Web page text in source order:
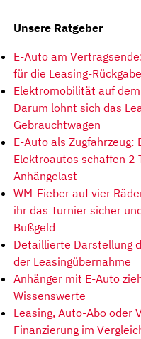
Unsere Ratgeber
E-Auto am
für die Leasing-Rückgabe
Elektromobilität auf
Darum lohnt sich das
Gebrauchtwagen
E-Auto als Zugfahrzeug:
Elektroautos schaffen 2
Anhängelast
WM-Fieber auf vier
ihr das Turnier sicher
Bußgeld
Detaillierte Darstellung
der Leasingübernahme
Anhänger mit E-Auto
Wissenswerte
Leasing, Auto-Abo oder
Finanzierung im